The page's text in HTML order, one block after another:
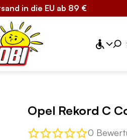
in die EU ab 89 €
Opel Rekord C
0